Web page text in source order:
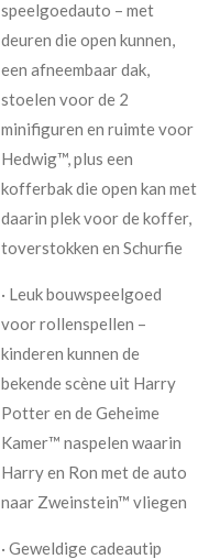
speelgoedauto – met
deuren die open kunnen,
een afneembaar dak,
stoelen voor de 2
minifiguren en ruimte voor
Hedwig™, plus een
kofferbak die open kan met
daarin plek voor de koffer,
toverstokken en Schurfie
· Leuk bouwspeelgoed
voor rollenspellen –
kinderen kunnen de
bekende scène uit Harry
Potter en de Geheime
Kamer™ naspelen waarin
Harry en Ron met de auto
naar Zweinstein™ vliegen
· Geweldige cadeautip